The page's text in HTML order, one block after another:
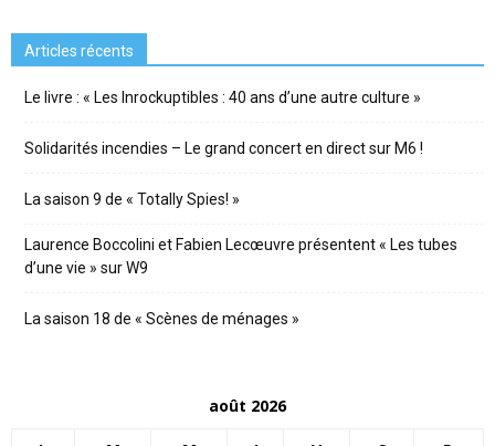
Articles récents
Le livre : « Les Inrockuptibles : 40 ans d’une autre culture »
Solidarités incendies – Le grand concert en direct sur M6 !
La saison 9 de « Totally Spies! »
Laurence Boccolini et Fabien Lecœuvre présentent « Les tubes
d’une vie » sur W9
La saison 18 de « Scènes de ménages »
août 2026